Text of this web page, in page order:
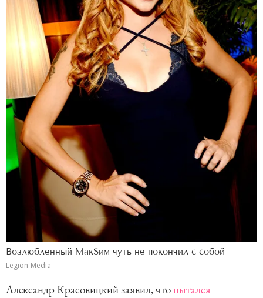
Возлюбленный МакSим чуть не покончил с собой
Legion-Media
Александр Красовицкий заявил, чтопытался